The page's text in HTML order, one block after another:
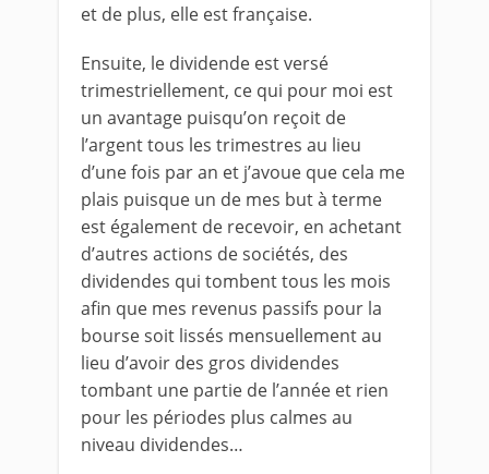
et de plus, elle est française.
Ensuite, le dividende est versé
trimestriellement, ce qui pour moi est
un avantage puisqu’on reçoit de
l’argent tous les trimestres au lieu
d’une fois par an et j’avoue que cela me
plais puisque un de mes but à terme
est également de recevoir, en achetant
d’autres actions de sociétés, des
dividendes qui tombent tous les mois
afin que mes revenus passifs pour la
bourse soit lissés mensuellement au
lieu d’avoir des gros dividendes
tombant une partie de l’année et rien
pour les périodes plus calmes au
niveau dividendes…